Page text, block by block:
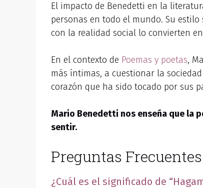
El impacto de Benedetti en la
personas en todo el mundo. Su
con la realidad social lo convierten
En el contexto de Poemas y poetas,
más íntimas, a cuestionar la
corazón que ha sido tocado por sus
Mario Benedetti nos enseña que la
sentir.
Preguntas Frecuentes
¿Cuál es el significado de